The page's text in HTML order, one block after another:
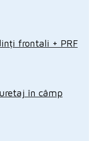
frontali + PRF
în câmp